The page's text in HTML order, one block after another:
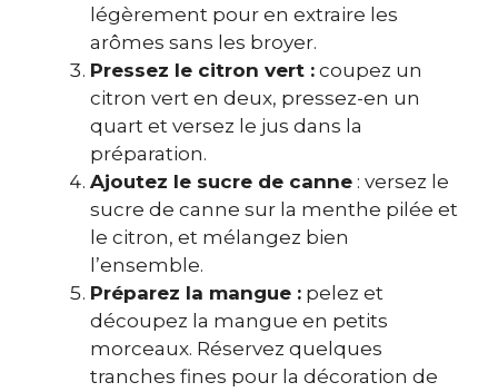
légèrement pour en extraire les
arômes sans les broyer.
Pressez le citron vert : coupez un
citron vert en deux, pressez-en un
quart et versez le jus dans la
préparation.
Ajoutez le sucre de canne : versez le
sucre de canne sur la menthe pilée et
le citron, et mélangez bien
l’ensemble.
Préparez la mangue : pelez et
découpez la mangue en petits
morceaux. Réservez quelques
tranches fines pour la décoration de